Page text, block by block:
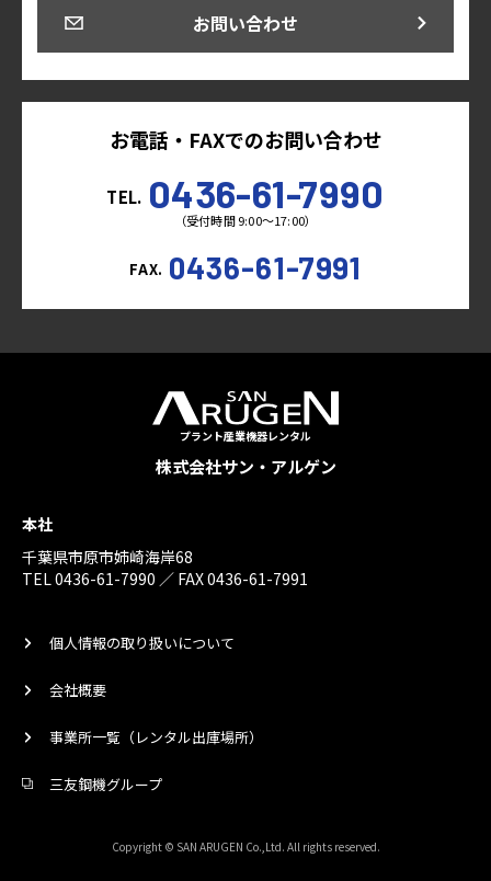
お問い合わせ
お電話・FAXでのお問い合わせ
TEL. 0436-61-7990
（受付時間 9:00～17:00）
FAX. 0436-61-7991
プラント産業機器レンタル
株式会社サン・アルゲン
本社
千葉県市原市姉崎海岸68
TEL 0436-61-7990 ／ FAX 0436-61-7991
個人情報の取り扱いについて
会社概要
事業所一覧（レンタル出庫場所）
三友鋼機グループ
Copyright © SAN ARUGEN Co.,Ltd. All rights reserved.